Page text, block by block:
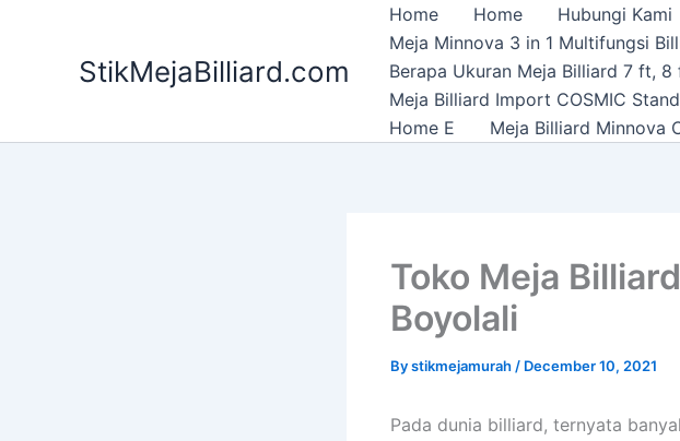
StikMejaBilliard.com
Home Home Hubungi Kami
Meja Minnova 3 in 1 Multifungsi
Berapa Ukuran Meja Billiard 7 ft,
Meja Billiard Import COSMIC
Home E
Meja Billiard Minnova
Toko Meja
Boyolali
Bystikmejamurah / December 10, 2021
Pada dunia billiard, ternyata